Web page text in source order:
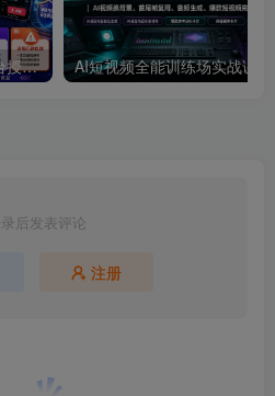
短剧达人变现训练营｜平台授权入驻+爆款剧集选材下载+账号运营养号+多平台挂载发布+剪辑实操+违规问题处理全流程落地课
后发表评论
注册